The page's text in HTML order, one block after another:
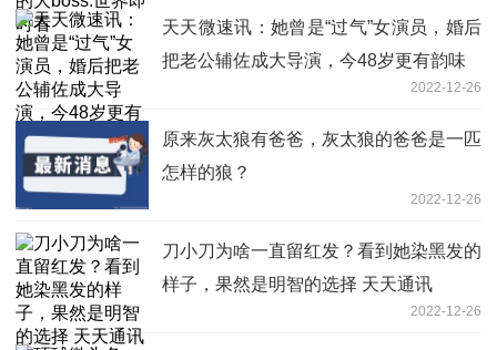
天天微速讯：她曾是“过气”女演员，婚后
把老公辅佐成大导演，今48岁更有韵味
2022-12-26
原来灰太狼有爸爸，灰太狼的爸爸是一匹
怎样的狼？
2022-12-26
刀小刀为啥一直留红发？看到她染黑发的
样子，果然是明智的选择 天天通讯
2022-12-26